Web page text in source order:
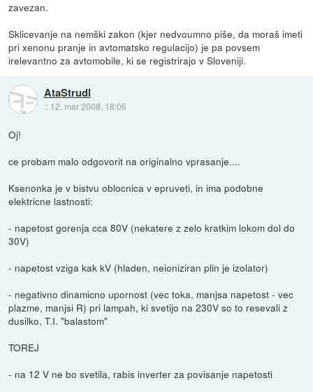
zavezan.
Sklicevanje na nemški zakon (kjer nedvoumno piše, da moraš imeti
pri xenonu pranje in avtomatsko regulacijo) je pa povsem
irelevantno za avtomobile, ki se registrirajo v Sloveniji.
AtaStrudl
:: 12. mar 2008, 18:06
Oj!
ce probam malo odgovorit na originalno vprasanje....
Ksenonka je v bistvu oblocnica v epruveti, in ima podobne
elektricne lastnosti:
- napetost gorenja cca 80V (nekatere z zelo kratkim lokom dol do
30V)
- napetost vziga kak kV (hladen, neioniziran plin je izolator)
- negativno dinamicno upornost (vec toka, manjsa napetost - vec
plazme, manjsi R) pri lampah, ki svetijo na 230V so to resevali z
dusilko, T.I. "balastom"
TOREJ
- na 12 V ne bo svetila, rabis inverter za povisanje napetosti